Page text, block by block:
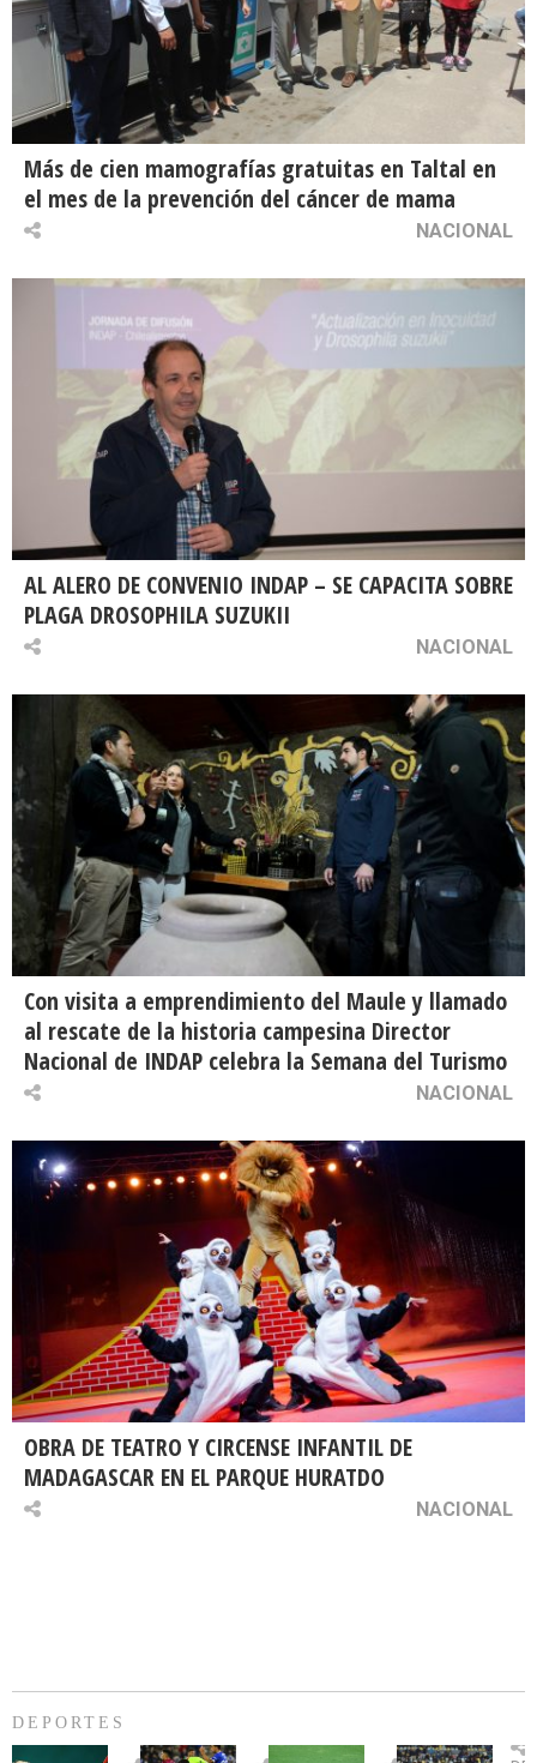
Más de cien mamografías gratuitas en Taltal en
el mes de la prevención del cáncer de mama
NACIONAL
AL ALERO DE CONVENIO INDAP – SE CAPACITA SOBRE
PLAGA DROSOPHILA SUZUKII
NACIONAL
Con visita a emprendimiento del Maule y llamado
al rescate de la historia campesina Director
Nacional de INDAP celebra la Semana del Turismo
NACIONAL
OBRA DE TEATRO Y CIRCENSE INFANTIL DE
MADAGASCAR EN EL PARQUE HURATDO
NACIONAL
DEPORTES